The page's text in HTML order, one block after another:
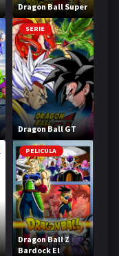
Dragon Ball Super
SERIE
Dragon Ball GT
PELICULA
Dragon Ball Z
Bardock El